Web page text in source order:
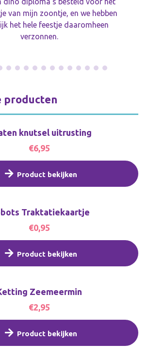
van mijn zoontje, en we hebben
het hele feestje daaromheen
verzonnen.
producten
knutsel uitrusting
€6,95
Product bekijken
Traktatiekaartje
€0,95
Product bekijken
Zeemeermin
€2,95
Product bekijken